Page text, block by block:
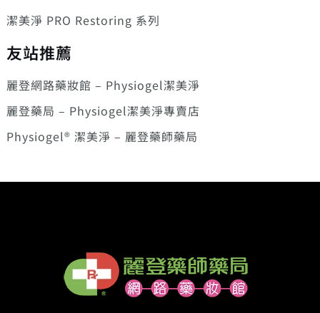
潔美淨 PRO Restoring 系列
友站推薦
麗登網路藥妝館 – Physiogel潔美淨
麗登藥局 – Physiogel潔美淨專賣店
Physiogel® 潔美淨 – 麗登藥師藥局